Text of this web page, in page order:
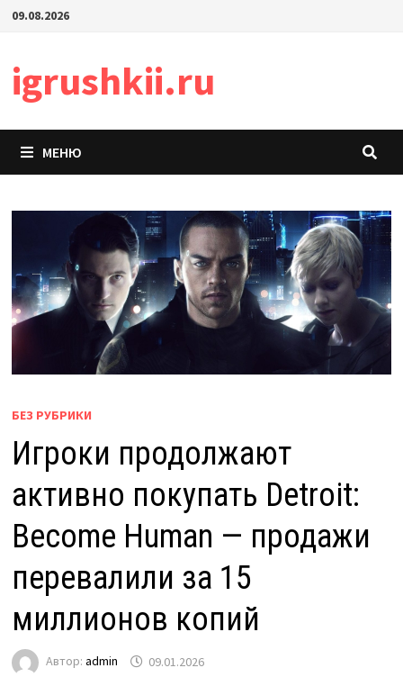
Перейти
09.08.2026
igrushkii.ru
МЕНЮ
БЕЗ РУБРИКИ
Игроки продолжают
активно покупать Detroit:
Become Human — продажи
перевалили за 15
миллионов копий
Автор: admin 09.01.2026